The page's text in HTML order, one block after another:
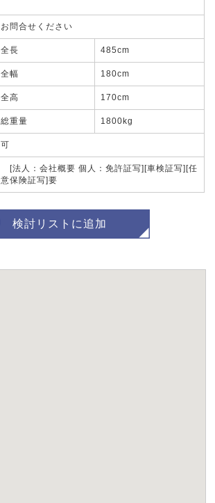
お問合せください
全長 485cm
全幅 180cm
全高 170cm
総重量 1800kg
可
[法人：会社概要 個人：免許証写][車検証写][任
意保険証写]要
検討リストに追加